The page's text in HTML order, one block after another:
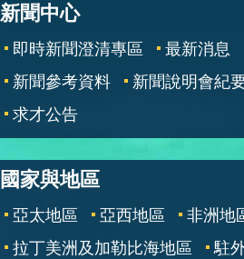
新聞中心
即時新聞澄清專區 最新消息
新聞參考資料
新聞說明會紀
求才公告
國家與地區
亞太地區 亞西地區 非洲地
拉丁美洲及加勒比海地區
駐